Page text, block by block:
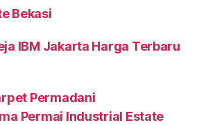
Bekasi
IBM Jakarta Harga Terbaru
Permadani
Permai Industrial Estate